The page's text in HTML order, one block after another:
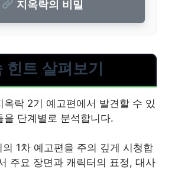
지옥락의 비밀
힌트 살펴보기
옥락 2기 예고편에서 발견할 수 있
을 단계별로 분석합니다.
1차 예고편을 주의 깊게 시청합
주요 장면과 캐릭터의 표정, 대사